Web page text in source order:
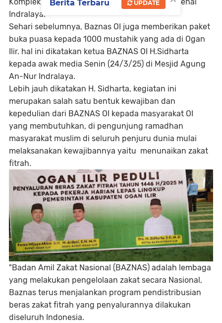
Indralaya.
Sehari sebelumnya, Baznas OI juga memberikan paket
buka puasa kepada 1000 mustahik yang ada di Ogan
Ilir. hal ini dikatakan ketua BAZNAS OI H.Sidharta
kepada awak media Senin (24/3/25) di Mesjid Agung
An-Nur Indralaya.
Lebih jauh dikatakan H. Sidharta, kegiatan ini
merupakan salah satu bentuk kewajiban dan
kepedulian dari BAZNAS OI kepada masyarakat OI
yang membutuhkan, di pengunjung ramadhan
masyarakat muslim di seluruh penjuru dunia mulai
melaksanakan kewajibannya yaitu menunaikan zakat
fitrah.
"Badan Amil Zakat Nasional (BAZNAS) adalah lembaga
yang melakukan pengelolaan zakat secara Nasional,
Baznas terus menjalankan program pendistribusian
beras zakat fitrah yang penyalurannya dilakukan
diseluruh Indonesia.
Berita Terbaru UPDATE